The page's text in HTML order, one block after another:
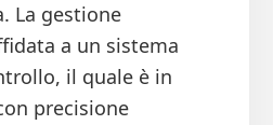
La gestione
a un sistema
il quale è in
precisione